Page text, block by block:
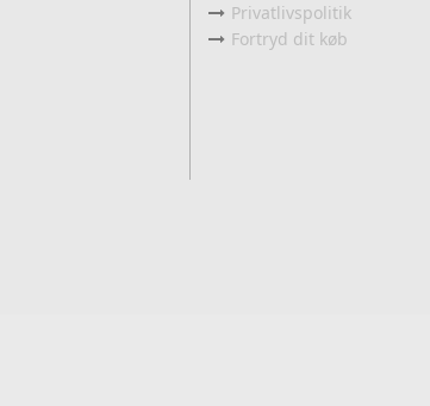
Privatlivspolitik
Fortryd dit køb